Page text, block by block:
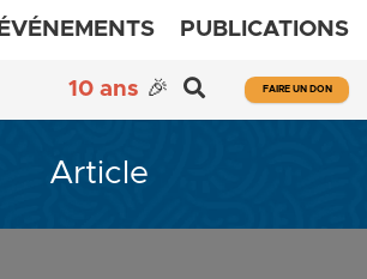
ÉVÉNEMENTS PUBLICATIONS
10 ans 🎉 FAIRE UN DON
Article